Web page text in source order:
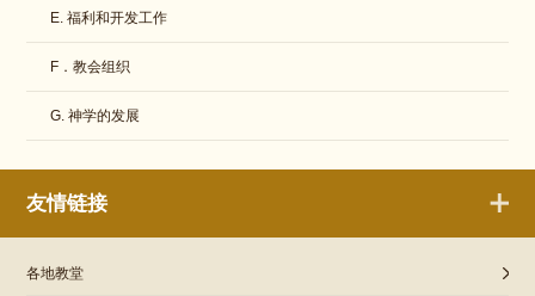
E. 福利和开发工作
F．教会组织
G. 神学的发展
友情链接
各地教堂